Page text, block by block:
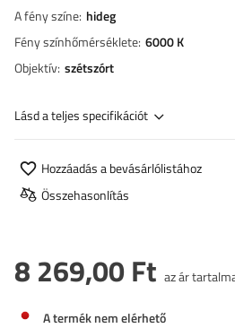
A fény színe hideg
Fény színhőmérséklete 6000 K
Objektív szétszórt
Lásd a teljes specifikációt
Hozzáadás a bevásárlólistához
Összehasonlítás
8 269,00 Ft az ár
A termék nem elérhető